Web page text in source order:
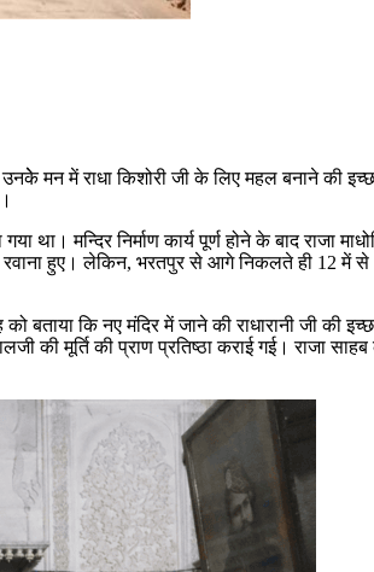
मन में राधा किशोरी जी के लिए महल बनाने की
था। मन्दिर निर्माण कार्य पूर्ण होने के बाद राजा
हुए। लेकिन, भरतपुर से आगे निकलते ही 12 में से
कि नए मंदिर में जाने की राधारानी जी की
की मूर्ति की प्राण प्रतिष्ठा कराई गई। राजा